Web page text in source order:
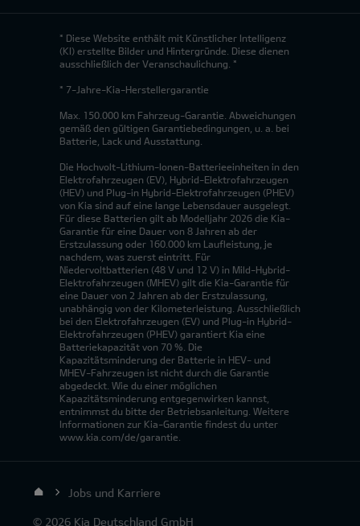
* Diese Website enthält mit Künstlicher Intelligenz
(KI) erstellte Bilder und Hintergründe. Diese dienen
ausschließlich der Veranschaulichung. *
* 7-Jahre-Kia-Herstellergarantie
Max. 150.000 km Fahrzeug-Garantie. Abweichungen
gemäß den gültigen Garantiebedingungen, u. a. bei
Batterie, Lack und Ausstattung.
Die Hochvolt-Lithium-Ionen-Batterieeinheiten in den
Elektrofahrzeugen (EV), Hybrid-Elektrofahrzeugen
(HEV) und Plug-in Hybrid-Elektrofahrzeugen (PHEV)
von Kia sind auf eine lange Lebensdauer ausgelegt.
Für diese Batterien gilt ab Modelljahr 2026 die Kia-
Garantie für eine Dauer von 8 Jahren ab der
Erstzulassung oder 160.000 km Laufleistung, je
nachdem, was zuerst eintritt. Für
Niedervoltbatterien (48 V und 12 V) in Mild-Hybrid-
Elektrofahrzeugen (MHEV) gilt die Kia-Garantie für
eine Dauer von 2 Jahren ab der Erstzulassung,
unabhängig von der Kilometerleistung. Ausschließlich
bei den Elektrofahrzeugen (EV) und Plug-in Hybrid-
Elektrofahrzeugen (PHEV) garantiert Kia eine
Batteriekapazität von 70 %. Die
Kapazitätsminderung der Batterie in HEV- und
MHEV-Fahrzeugen ist nicht durch die Garantie
abgedeckt. Wie du einer möglichen
Kapazitätsminderung entgegenwirken kannst,
entnimmst du bitte der Betriebsanleitung. Weitere
Informationen zur Kia-Garantie findest du unter
www.kia.com/de/garantie.
Jobs und Karriere
© 2026 Kia Deutschland GmbH